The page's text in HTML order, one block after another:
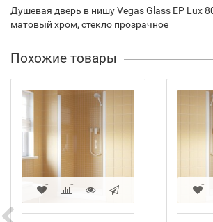
Душевая дверь в нишу Vegas Glass EP Lux
матовый хром, стекло прозрачное
Похожие товары